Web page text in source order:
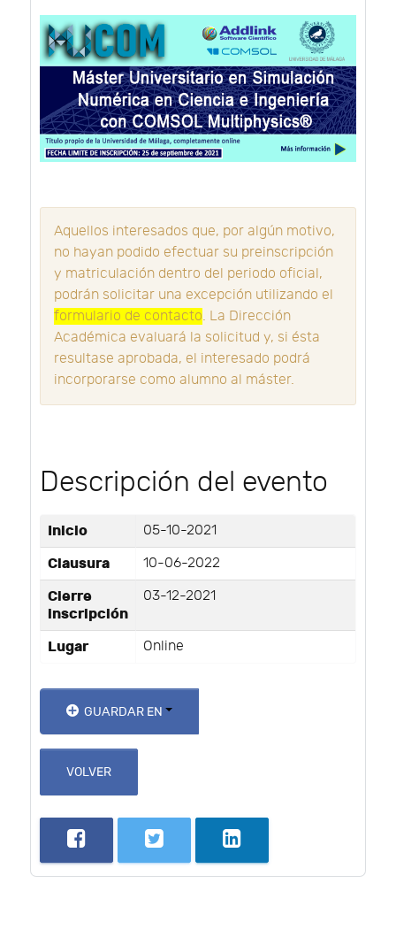
Aquellos interesados que, por algún motivo,
no hayan podido efectuar su preinscripción
y matriculación dentro del periodo oficial,
podrán solicitar una excepción utilizando el
formulario de contacto. La Dirección
Académica evaluará la solicitud y, si ésta
resultase aprobada, el interesado podrá
incorporarse como alumno al máster.
Descripción del evento
Inicio 05-10-2021
Clausura 10-06-2022
Cierre
inscripción
03-12-2021
Lugar Online
GUARDAR EN
VOLVER